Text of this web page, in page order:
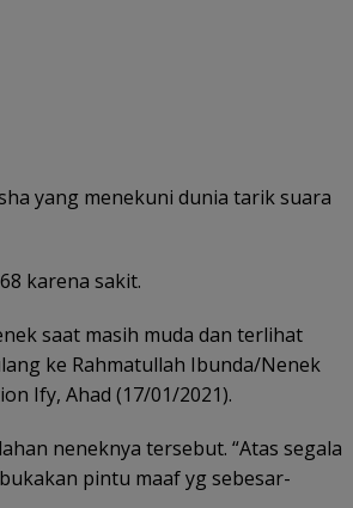
yang menekuni dunia tarik suara
karena sakit.
saat masih muda dan terlihat
ke Rahmatullah Ibunda/Nenek
Ify, Ahad (17/01/2021).
neneknya tersebut. “Atas segala
pintu maaf yg sebesar-